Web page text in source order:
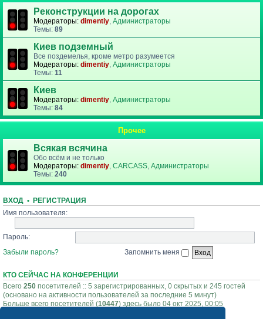
Реконструкции на дорогах
Модераторы: dimentiy, Администраторы
Темы: 89
Киев подземный
Все поздемелья, кроме метро разумеется
Модераторы: dimentiy, Администраторы
Темы: 11
Киев
Модераторы: dimentiy, Администраторы
Темы: 84
Прочее
Всякая всячина
Обо всём и не только
Модераторы: dimentiy, CARCASS, Администраторы
Темы: 240
ВХОД • РЕГИСТРАЦИЯ
Имя пользователя:
Пароль:
Забыли пароль?
Запомнить меня
КТО СЕЙЧАС НА КОНФЕРЕНЦИИ
Всего 250 посетителей :: 5 зарегистрированных, 0 скрытых и 245 гостей
(основано на активности пользователей за последние 5 минут)
Больше всего посетителей (10447) здесь было 04 окт 2025, 00:05